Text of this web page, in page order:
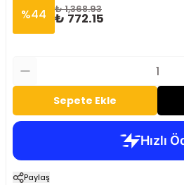
%44 ₺ 1,368.93
₺ 772.15
Sepete Ekle
Paylaş